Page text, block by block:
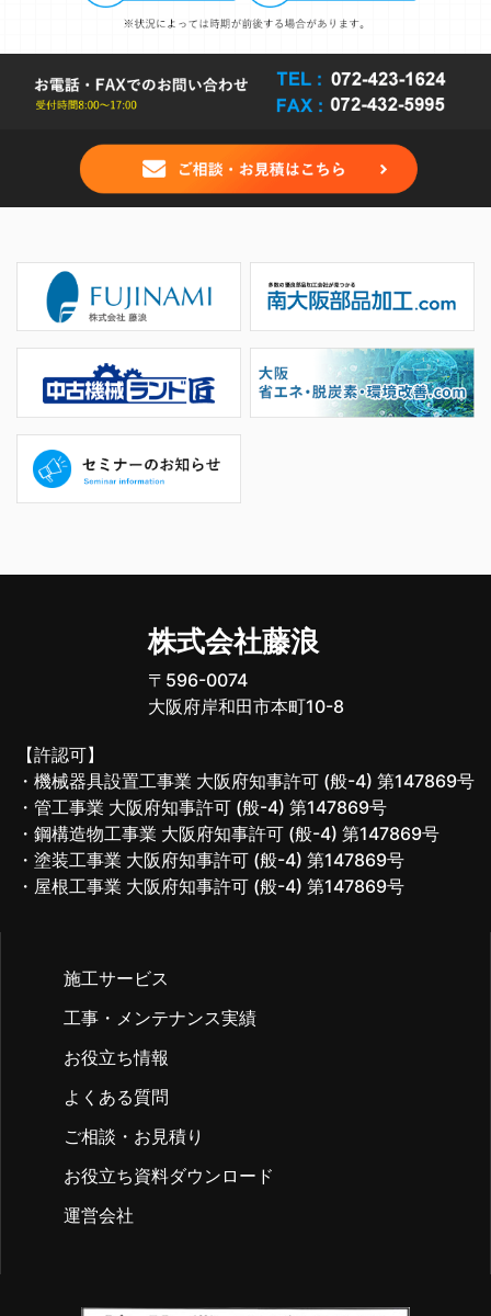
株式会社藤浪
〒596-0074
大阪府岸和田市本町10-8
【許認可】
・機械器具設置工事業 大阪府知事許可 (般-4) 第147869号
・管工事業 大阪府知事許可 (般-4) 第147869号
・鋼構造物工事業 大阪府知事許可 (般-4) 第147869号
・塗装工事業 大阪府知事許可 (般-4) 第147869号
・屋根工事業 大阪府知事許可 (般-4) 第147869号
施工サービス
工事・メンテナンス実績
お役立ち情報
よくある質問
ご相談・お見積り
お役立ち資料ダウンロード
運営会社